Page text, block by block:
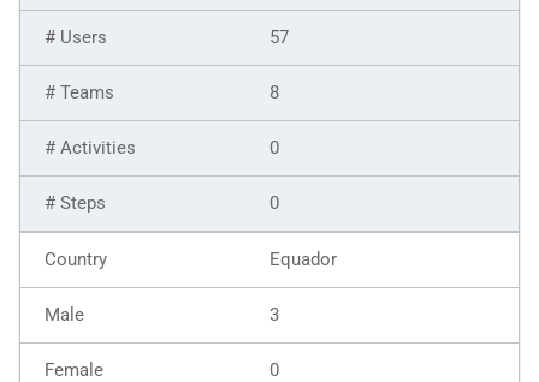
57
8
0
0
Equador
3
0